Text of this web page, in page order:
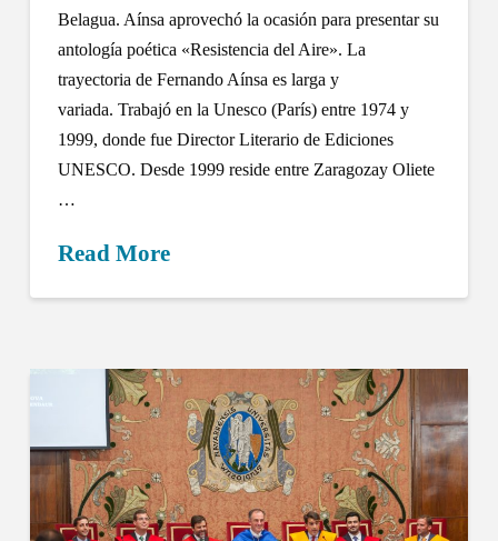
Belagua. Aínsa aprovechó la ocasión para presentar su
antología poética «Resistencia del Aire». La
trayectoria de Fernando Aínsa es larga y
variada. Trabajó en la Unesco (París) entre 1974 y
1999, donde fue Director Literario de Ediciones
UNESCO. Desde 1999 reside entre Zaragozay Oliete
…
Read More